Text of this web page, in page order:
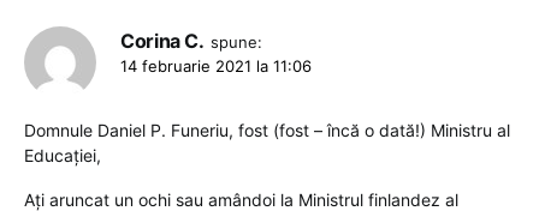
Corina C. spune:
14 februarie 2021 la 11:06
Domnule Daniel P. Funeriu, fost (fost – încă o dată!) Ministru al
Educației,
Ați aruncat un ochi sau amândoi la Ministrul finlandez al